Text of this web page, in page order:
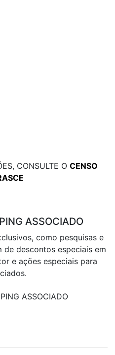
CONSULTE O CENSO
ASSOCIADO
como pesquisas e
de descontos especiais em
e ações especiais para
ASSOCIADO